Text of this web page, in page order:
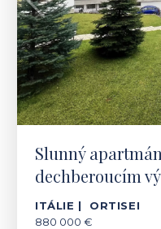
Slunný
dechberoucím
ITÁLIE | ORTISEI
880 000 €